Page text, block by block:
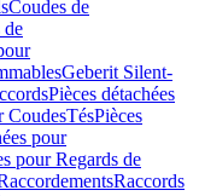
Coudes de
de
Geberit Silent-
Pièces détachées
CoudesTésPièces
pour
pour Regards de
Raccords